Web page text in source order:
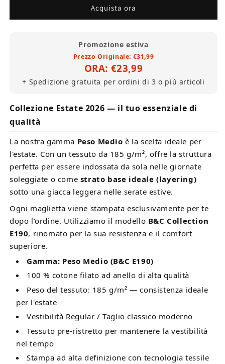
(Peso
Maglietta
(Peso
Acquista ora
Promozione estiva
Prezzo Originale: €31,99
ORA: €23,99
+ Spedizione gratuita per ordini di 3 o più articoli
Collezione Estate 2026 — il tuo essenziale di
qualità
La nostra gamma Peso Medio è la scelta ideale per
l'estate. Con un tessuto da 185 g/m², offre la struttura
perfetta per essere indossata da sola nelle giornate
soleggiate o come strato base ideale (layering)
sotto una giacca leggera nelle serate estive.
Ogni maglietta viene stampata esclusivamente per te
dopo l'ordine. Utilizziamo il modello B&C Collection
E190, rinomato per la sua resistenza e il comfort
superiore.
Gamma: Peso Medio (B&C E190)
100 % cotone filato ad anello di alta qualità
Peso del tessuto: 185 g/m² — consistenza ideale
per l'estate
Vestibilità Regular / Taglio classico moderno
Tessuto pre-ristretto per mantenere la vestibilità
nel tempo
Stampa ad alta definizione con tecnologia tessile